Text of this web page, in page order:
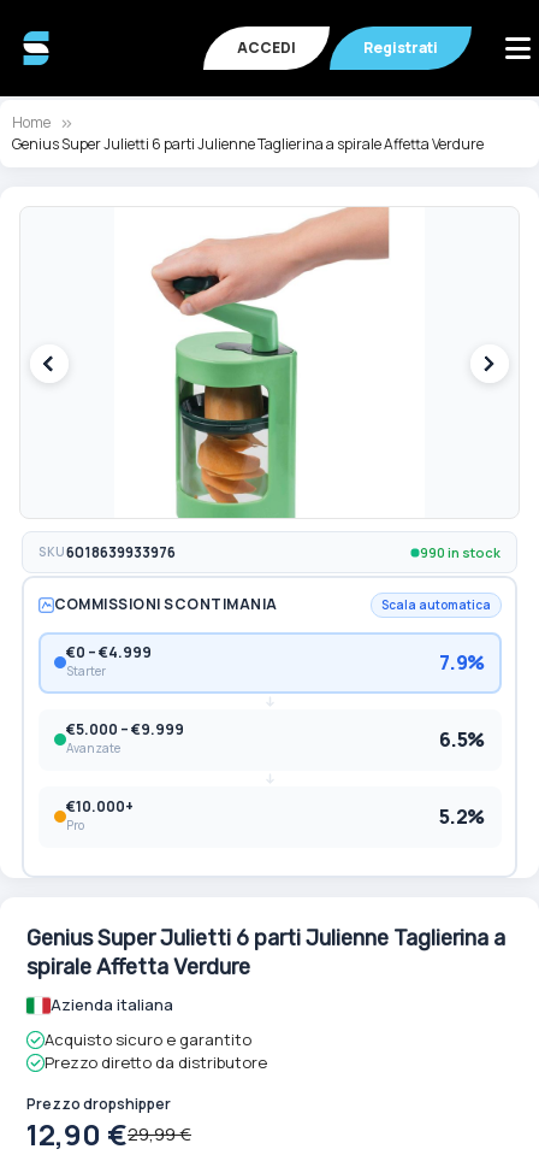
ACCEDI Registrati
Home
Genius Super Julietti 6 parti Julienne Taglierina a spirale Affetta Verdure
Vai
immagini
Vai
SKU6018639933976 990 in stock
COMMISSIONI SCONTIMANIA Scala automatica
€0 – €4.999
Starter 7.9%
€5.000 – €9.999
Avanzate 6.5%
€10.000+
Pro 5.2%
Genius Super Julietti 6 parti Julienne Taglierina a
spirale Affetta Verdure
Azienda italiana
Acquisto sicuro e garantito
Prezzo diretto da distributore
Prezzo dropshipper
12,90 €29,99 €